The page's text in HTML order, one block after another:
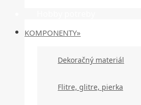
KOMPONENTY»
Dekoračný materiál
Flitre, glitre, pierka